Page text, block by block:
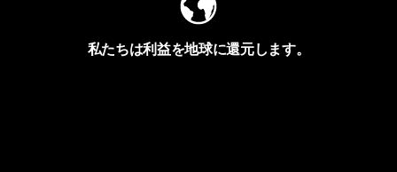
私たちは利益を地球に還元します。